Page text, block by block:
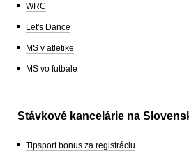
WRC
Let's Dance
MS v atletike
MS vo futbale
Stávkové kancelárie na
Tipsport bonus za registráciu